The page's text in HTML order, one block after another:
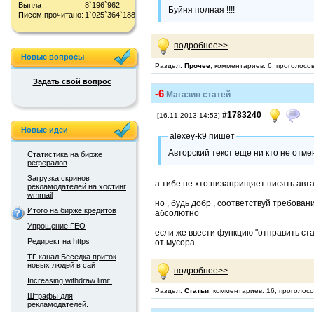
Выплат:
8`196`962
Писем прочитано: 1`025`364`188
Новые вопросы
Задать свой вопрос
Новые идеи
Статистика на бирже
рефералов
Загрузка скринов
рекламодателей на хостинг
wmmail
Итого на бирже кредитов
Упрощение ГЕО
Редирект на https
ТГ канал Беседка приток
новых людей в сайт
Increasing withdraw limit.
Штрафы для
рекламодателей.
Буйня полная !!!!
подробнее>>
Раздел: Прочее , комментариев: 6,
-6 Магазин статей
[16.11.2013 14:53] #1783240
alexey-k9 пишет
Авторский текст еще ни кто не
а тибе не хто низаприщяет писять
но , будь добр , соответствуй
абсолютно
если же ввести функцию "отправить
от мусора
подробнее>>
Раздел: Статьи , комментариев: 16,